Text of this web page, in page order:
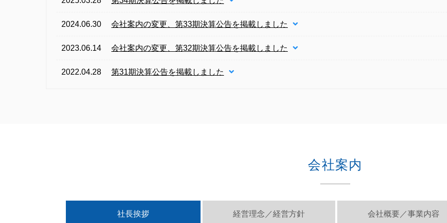
2024.06.30 会社案内の変更、第33期決算公告を掲載しました
2023.06.14 会社案内の変更、第32期決算公告を掲載しました
2022.04.28 第31期決算公告を掲載しました
会社案内
社長挨拶 経営理念／経営方針 会社概要／事業内容